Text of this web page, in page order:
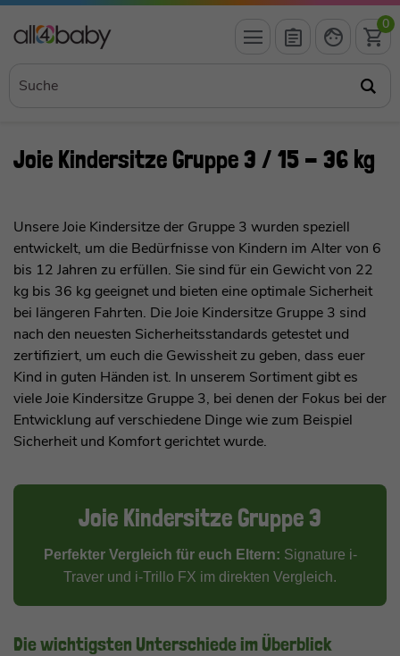
0
Joie Kindersitze Gruppe 3 / 15 - 36 kg
Unsere Joie Kindersitze der Gruppe 3 wurden speziell
entwickelt, um die Bedürfnisse von Kindern im Alter von 6
bis 12 Jahren zu erfüllen. Sie sind für ein Gewicht von 22
kg bis 36 kg geeignet und bieten eine optimale Sicherheit
bei längeren Fahrten. Die Joie Kindersitze Gruppe 3 sind
nach den neuesten Sicherheitsstandards getestet und
zertifiziert, um euch die Gewissheit zu geben, dass euer
Kind in guten Händen ist. In unserem Sortiment gibt es
viele Joie Kindersitze Gruppe 3, bei denen der Fokus bei der
Entwicklung auf verschiedene Dinge wie zum Beispiel
Sicherheit und Komfort gerichtet wurde.
Joie Kindersitze Gruppe 3
Perfekter Vergleich für euch Eltern: Signature i-
Traver und i-Trillo FX im direkten Vergleich.
Die wichtigsten Unterschiede im Überblick